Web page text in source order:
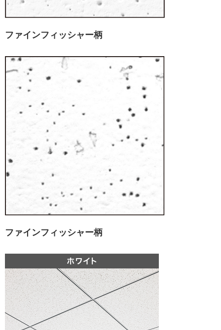
ファインフィッシャー柄
ファインフィッシャー柄